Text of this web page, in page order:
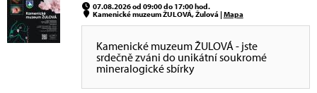
07.08.2026 od 09:00 do 17:00 hod.
Kamenické muzeum ŽULOVÁ, Žulová |Mapa
Kamenické muzeum ŽULOVÁ - jste
srdečně zváni do unikátní soukromé
mineralogické sbírky